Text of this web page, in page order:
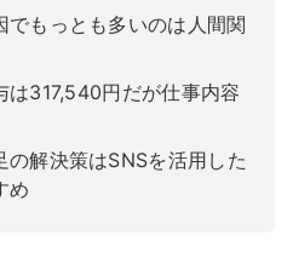
でもっとも多いのは人間関
は317,540円だが仕事内容
の解決策はSNSを活用した
め